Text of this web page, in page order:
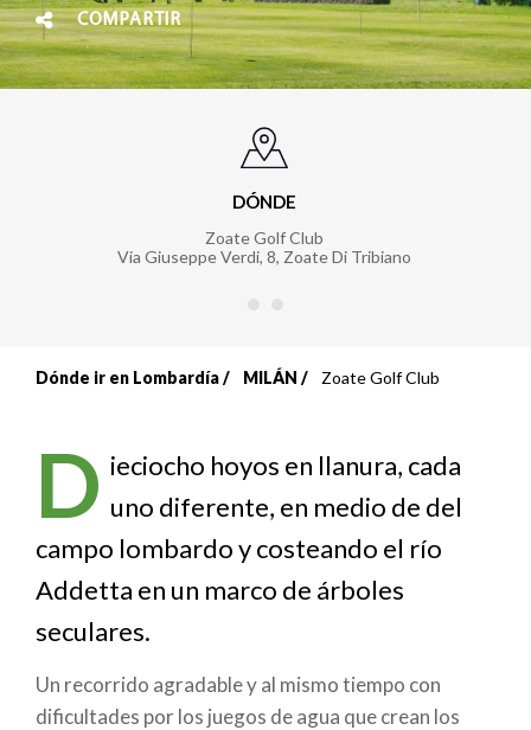
COMPARTIR
DÓNDE
Zoate Golf Club
Via Giuseppe Verdi, 8, Zoate Di Tribiano
enlaces
de
ayuda
a
la
navegación
Dónde ir en Lombardía MILÁN Zoate Golf Club
D ieciocho hoyos en llanura, cada
uno diferente, en medio de del
campo lombardo y costeando el río
Addetta en un marco de árboles
seculares.
Un recorrido agradable y al mismo tiempo con
dificultades por los juegos de agua que crean los